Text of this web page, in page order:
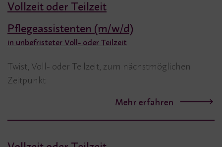
Vollzeit oder Teilzeit
Pflegeassistenten (m/w/d)
in unbefristeter Voll- oder Teilzeit
Twist, Voll- oder Teilzeit, zum nächstmöglichen
Zeitpunkt
Mehr erfahren